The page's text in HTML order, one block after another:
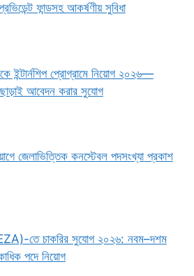
ফান্ডসহ আকর্ষণীয় সুবিধা
ইন্টার্নশিপ প্রোগ্রামে নিয়োগ ২০২৬—
আবেদন করার সুযোগ
জেলাভিত্তিক কনস্টেবল পদসংখ্যা প্রকাশ
তে চাকরির সুযোগ ২০২৬: নবম–দশম
পদে নিয়োগ